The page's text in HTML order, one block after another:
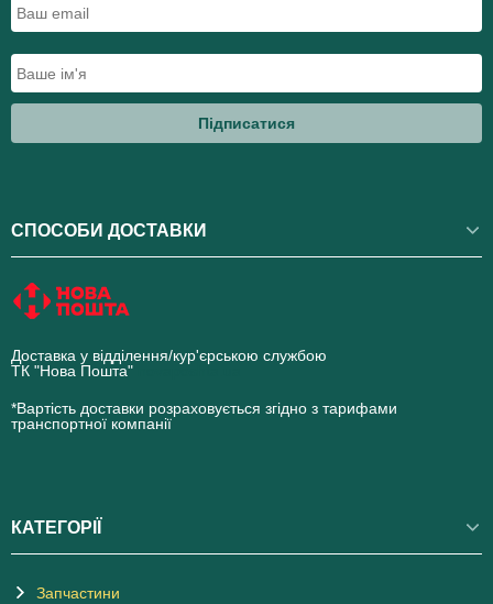
Підписатися
СПОСОБИ ДОСТАВКИ
Доставка у відділення/кур'єрською службою
ТК "Нова Пошта"
*Вартість доставки розраховується згідно з тарифами
транспортної компанії
КАТЕГОРІЇ
Запчастини